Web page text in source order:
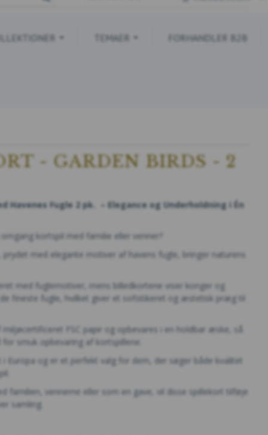
TEMAER FORHANDLER B2B
- GARDEN BIRDS - 2
Havenes Fugle 2 pk. – Elegance og Underholdning i Én
kortspil med familie eller venner?
prydet med elegante motiver af havens fugle, bringer naturens
med fuglemotiver, mens billedkortene viser konger og
fineste fugle, hvilket giver et sofistikeret og æstetisk præg til
FSC papir og opbevares i en holdbar æske, så
smuk opbevaring af kortspillene.
Europa og er et perfekt valg for dem, der søger både kvalitet
familien, vennerne eller som en gave, vil disse spillekort tilføje
samling.